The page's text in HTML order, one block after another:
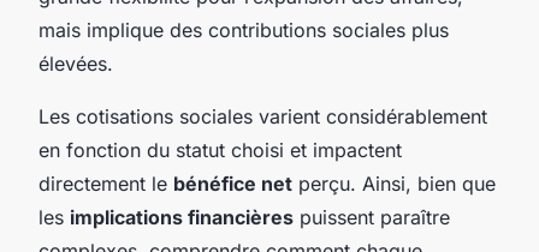
mais implique des contributions sociales plus
élevées.
Les cotisations sociales varient considérablement
en fonction du statut choisi et impactent
directement le bénéfice net perçu. Ainsi, bien que
les implications financières puissent paraître